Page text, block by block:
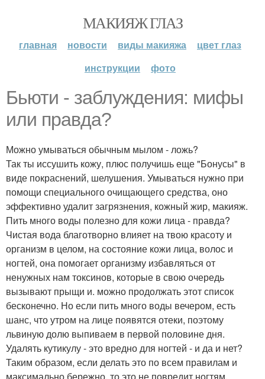
МАКИЯЖ ГЛАЗ
главная новости виды макияжа
цвет глаз
инструкции
фото
Бьюти - заблуждения: мифы
или правда?
Можно умываться обычным мылом - ложь?
Так ты иссушить кожу, плюс получишь еще "Бонусы" в
виде покраснений, шелушения. Умываться нужно при
помощи специального очищающего средства, оно
эффективно удалит загрязнения, кожный жир, макияж.
Пить много воды полезно для кожи лица - правда?
Чистая вода благотворно влияет на твою красоту и
организм в целом, на состояние кожи лица, волос и
ногтей, она помогает организму избавляться от
ненужных нам токсинов, которые в свою очередь
вызывают прыщи и. можно продолжать этот список
бесконечно. Но если пить много воды вечером, есть
шанс, что утром на лице появятся отеки, поэтому
львиную долю выпиваем в первой половине дня.
Удалять кутикулу - это вредно для ногтей - и да и нет?
Таким образом, если делать это по всем правилам и